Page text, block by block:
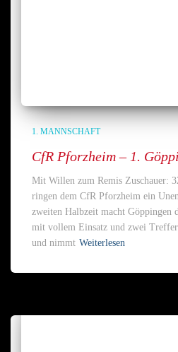
1. MANNSCHAFT
CfR Pforzheim – 1.
Mit Willen zum Remis Zuschauer:
ringen dem CfR Pforzheim ein
zweiten Halbzeit macht Göppingen
mit vollem Einsatz und zwei
und nimmt Weiterlesen